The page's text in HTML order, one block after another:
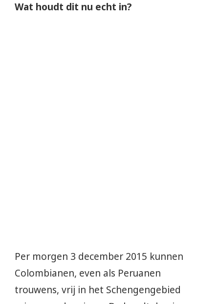
Wat houdt dit nu echt in?
Per morgen 3 december 2015 kunnen
Colombianen, even als Peruanen
trouwens, vrij in het Schengengebied